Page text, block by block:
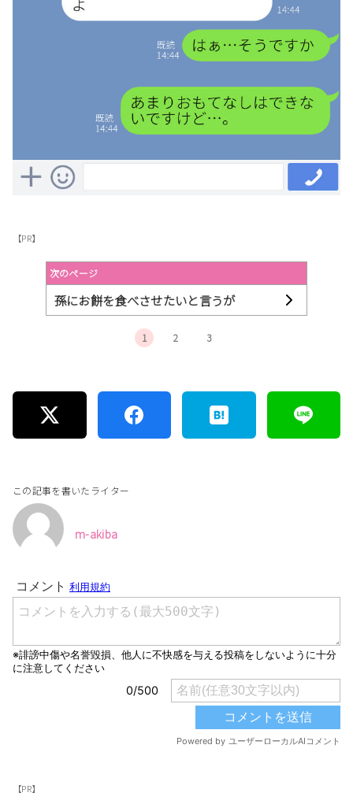
【PR】
次のページ
孫にお餅を食べさせたいと言うが
1 2 3
この記事を書いたライター
m-akiba
【PR】